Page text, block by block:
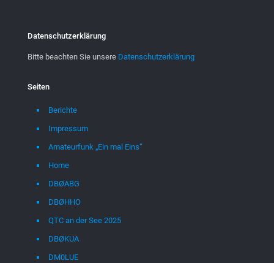
Datenschutzerklärung
Bitte beachten Sie unsere Datenschutzerklärung
Seiten
Berichte
Impressum
Amateurfunk „Ein mal Eins“
Home
DBØABG
DBØHHO
QTC an der See 2025
DBØKUA
DM0LUE